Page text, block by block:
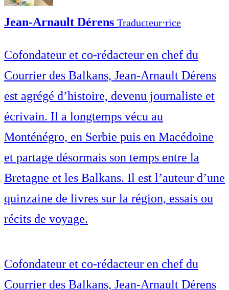
Jean-Arnault Dérens Traducteur⋅rice
Cofondateur et co-rédacteur en chef du
Courrier des Balkans, Jean-Arnault Dérens
est agrégé d’histoire, devenu journaliste et
écrivain. Il a longtemps vécu au
Monténégro, en Serbie puis en Macédoine
et partage désormais son temps entre la
Bretagne et les Balkans. Il est l’auteur d’une
quinzaine de livres sur la région, essais ou
récits de voyage.
Cofondateur et co-rédacteur en chef du
Courrier des Balkans, Jean-Arnault Dérens